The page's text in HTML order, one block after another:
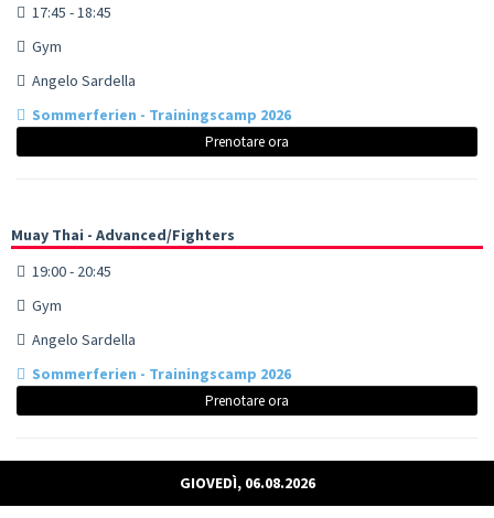
17:45 - 18:45
Gym
Angelo Sardella
Sommerferien - Trainingscamp 2026
Prenotare ora
Muay Thai - Advanced/Fighters
19:00 - 20:45
Gym
Angelo Sardella
Sommerferien - Trainingscamp 2026
Prenotare ora
GIOVEDÌ, 06.08.2026